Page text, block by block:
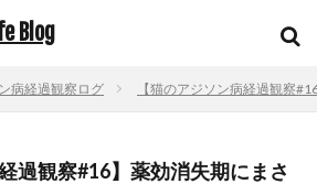
Blog
病経過観察ログ 【猫のアジソン病経過観察
過観察#16】薬効消失期にまさ